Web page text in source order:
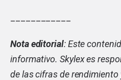
Nota editorial: Este
informativo. Skylex es
de las cifras de rendimiento